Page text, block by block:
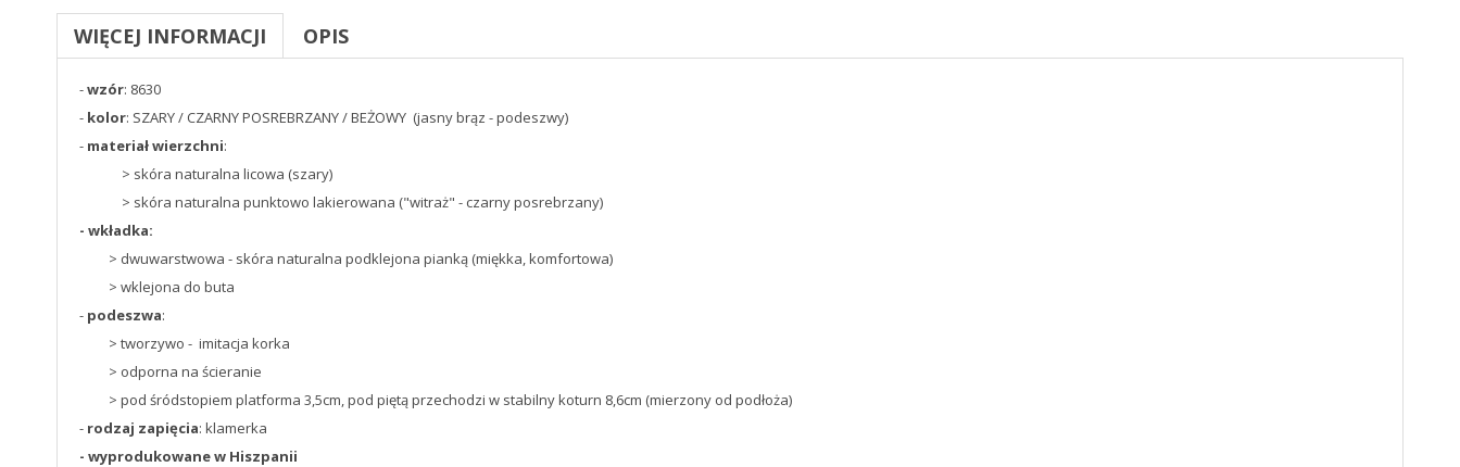
WIĘCEJ INFORMACJI OPIS
-wzór: 8630
- kolor: SZARY / CZARNY POSREBRZANY / BEŻOWY (jasny brąz - podeszwy)
- materiał wierzchni:
> skóra naturalna licowa (szary)
> skóra naturalna punktowo lakierowana ("witraż" - czarny posrebrzany)
- wkładka:
> dwuwarstwowa - skóra naturalna podklejona pianką (miękka, komfortowa)
> wklejona do buta
- podeszwa:
> tworzywo - imitacja korka
> odporna na ścieranie
> pod śródstopiem platforma 3,5cm, pod piętą przechodzi w stabilny koturn 8,6cm (mierzony od podłoża)
- rodzaj zapięcia: klamerka
- wyprodukowane w Hiszpanii